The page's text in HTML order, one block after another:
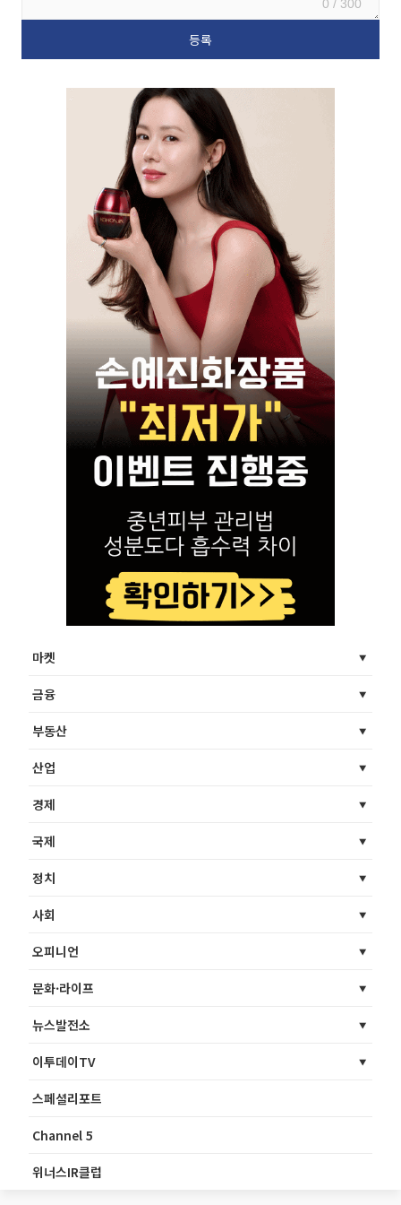
0 / 300
마켓
금융
부동산
산업
경제
국제
정치
사회
오피니언
문화·라이프
뉴스발전소
이투데이TV
스페셜리포트
Channel 5
위너스IR클럽